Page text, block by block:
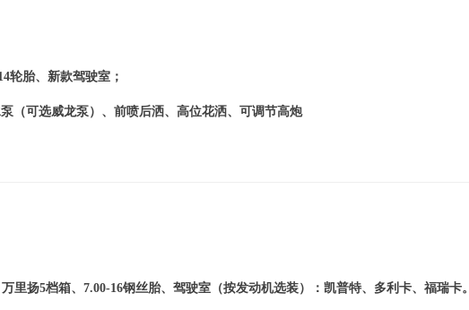
轮胎、新款驾驶室；
（可选威龙泵）、前喷后洒、高位花洒、可调节高炮
里扬5档箱、 7.00-16钢丝胎、驾驶室（按发动机选装）：凯普特、多利卡、福瑞卡。